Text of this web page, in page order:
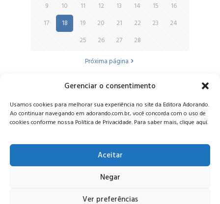
Gerenciar o consentimento
Usamos cookies para melhorar sua experiência no site da Editora Adorando.
Ao continuar navegando em adorando.com.br, você concorda com o uso de
cookies conforme nossa Política de Privacidade. Para saber mais, clique aqui.
Aceitar
Negar
Ver preferências
9
10 11 12 13 14 15
16
17
18 19 20 21 22 23
24
25
26 27
28
Próxima página
Alameda Oscar Niemeyer, 1033 – 7º Andar - Portaria 04, Vila da
Serra - Nova Lima/MG, CEP: 34006-065 - MG
CONTATO:editora@adorando.com.br
Consulte nossapolítica de privacidade